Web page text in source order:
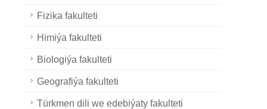
Fizika fakulteti
Himiýa fakulteti
Biologiýa fakulteti
Geografiýa fakulteti
Türkmen dili we edebiýaty fakulteti